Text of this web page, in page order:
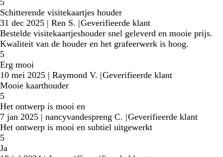
Schitterende visitekaartjes houder
31 dec 2025 | Ren S. |Geverifieerde klant
Bestelde visitekaartjeshouder snel geleverd en mooie prijs.
Kwaliteit van de houder en het grafeerwerk is hoog.
5
Erg mooi
10 mei 2025 | Raymond V. |Geverifieerde klant
Mooie kaarthouder
5
Het ontwerp is mooi en
7 jan 2025 | nancyvandespreng C. |Geverifieerde klant
Het ontwerp is mooi en subtiel uitgewerkt
5
Ja